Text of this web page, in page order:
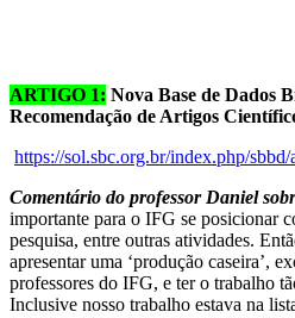
ARTIGO 1: Nova Base de Dados
Recomendação de Artigos
https://sol.sbc.org.br/index.php/
Comentário do professor Daniel
importante para o IFG se posicionar
pesquisa, entre outras atividades.
apresentar uma ‘produção caseira’,
professores do IFG, e ter o trabalho
Inclusive nosso trabalho estava na